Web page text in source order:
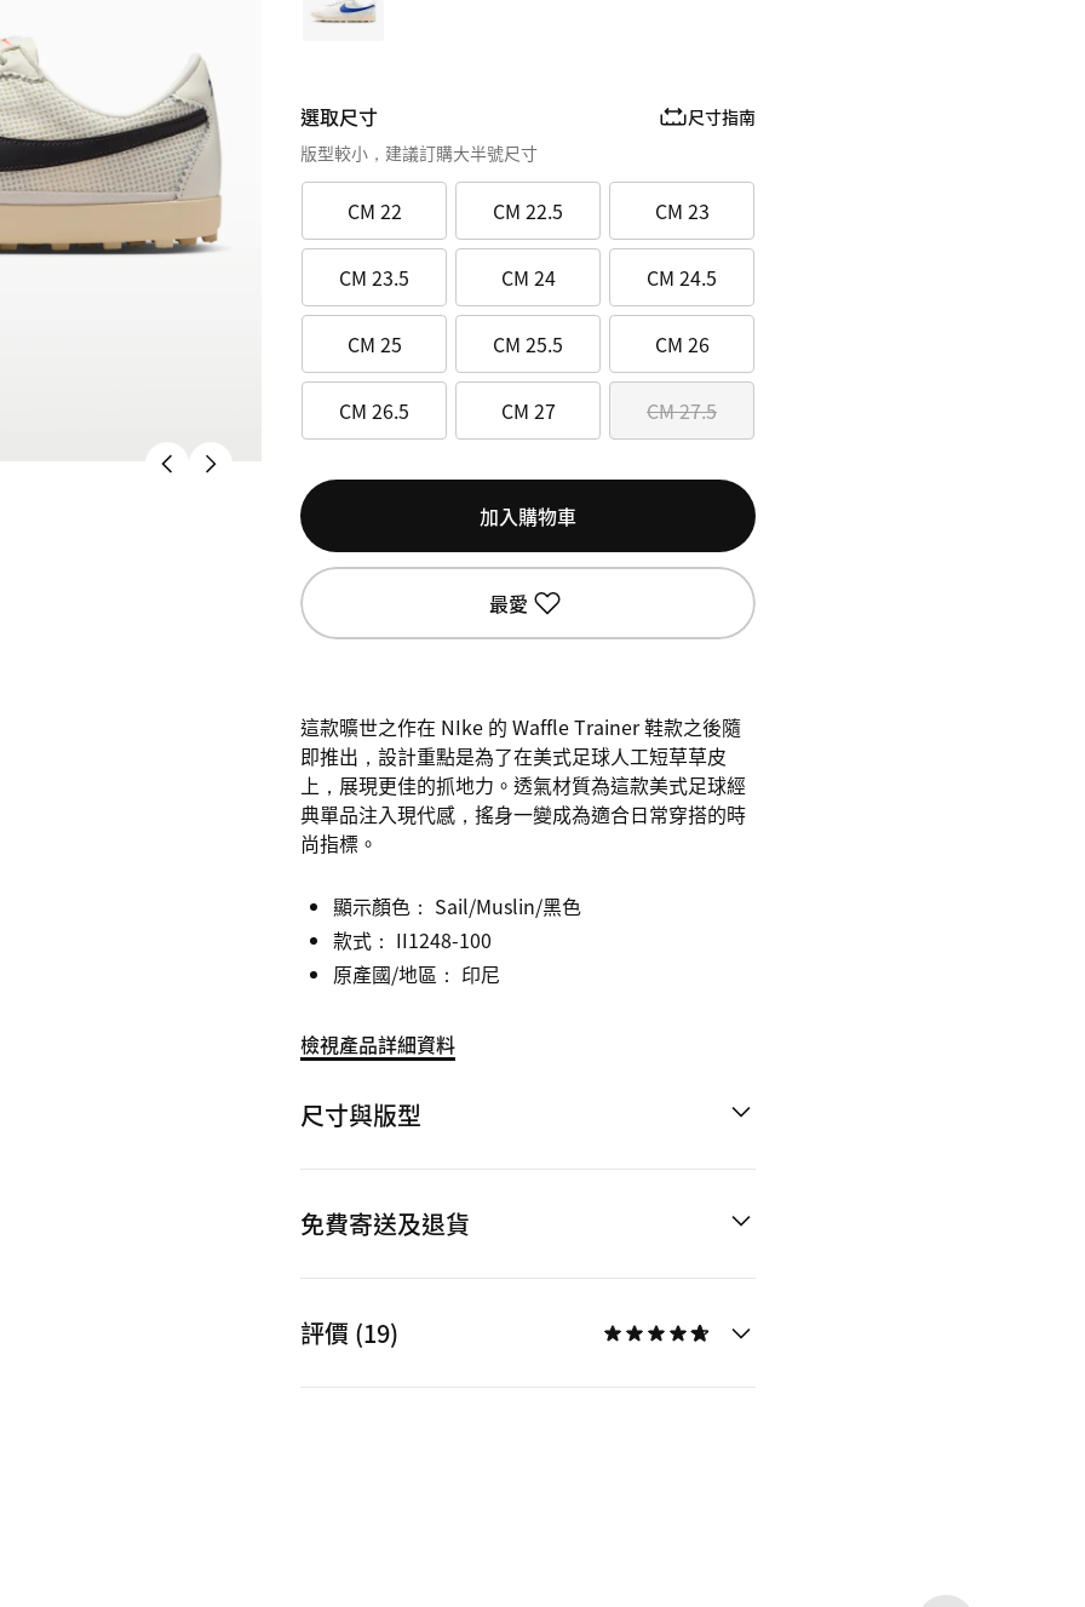
選取尺寸 尺寸指南
CM 22 CM 22.5 CM 23
CM 23.5 CM 24 CM 24.5
CM 25 CM 25.5 CM 26
CM 26.5 CM 27 CM 27.5
版型較小，建議訂購大半號尺寸
加入購物車
最愛
這款曠世之作在 NIke 的 Waffle Trainer 鞋款之後隨
即推出，設計重點是為了在美式足球人工短草草皮
上，展現更佳的抓地力。透氣材質為這款美式足球經
典單品注入現代感，搖身一變成為適合日常穿搭的時
尚指標。
顯示顏色： Sail/Muslin/黑色
款式： II1248-100
原產國/地區： 印尼
檢視產品詳細資料
尺寸與版型
免費寄送及退貨
評價 (19)